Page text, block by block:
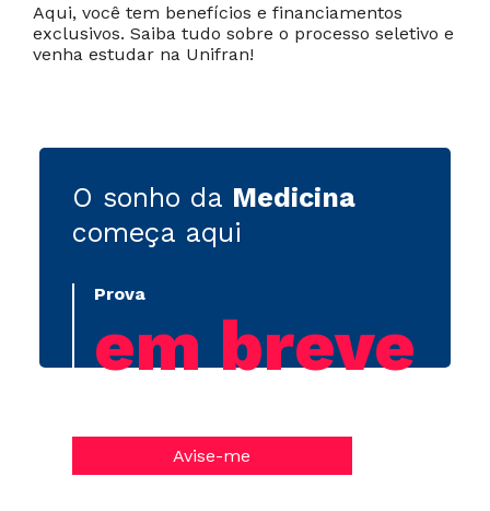
Aqui, você tem benefícios e financiamentos
exclusivos. Saiba tudo sobre o processo seletivo e
venha estudar na Unifran!
O sonho da Medicina
começa aqui
Prova
em breve
Avise-me